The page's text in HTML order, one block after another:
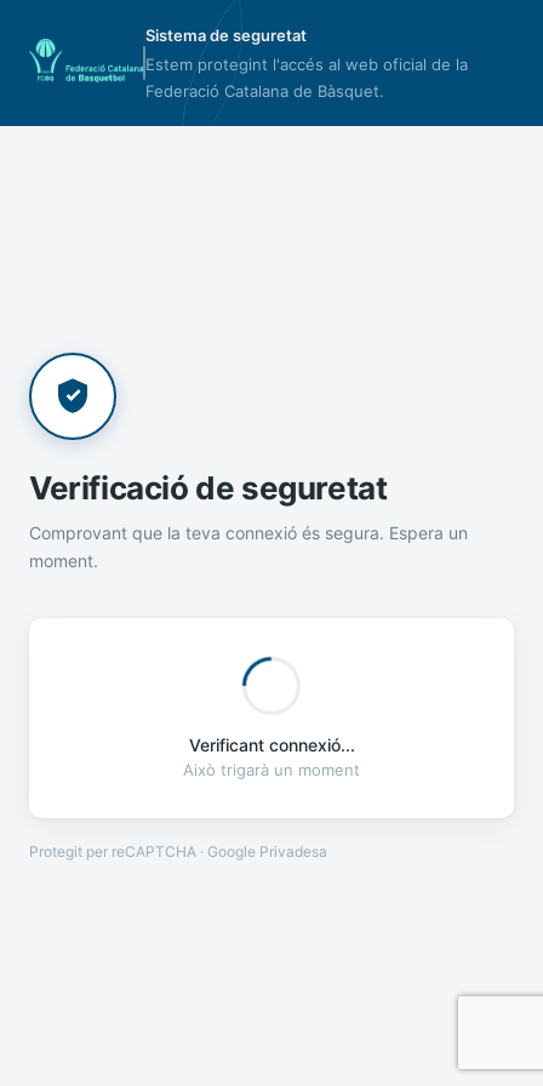
Sistema de seguretat
Estem protegint l'accés al web oficial de la
Federació Catalana de Bàsquet.
Verificació de seguretat
Comprovant que la teva connexió és segura. Espera un
moment.
Verificant connexió...
Això trigarà un moment
Protegit per reCAPTCHA · Google Privadesa